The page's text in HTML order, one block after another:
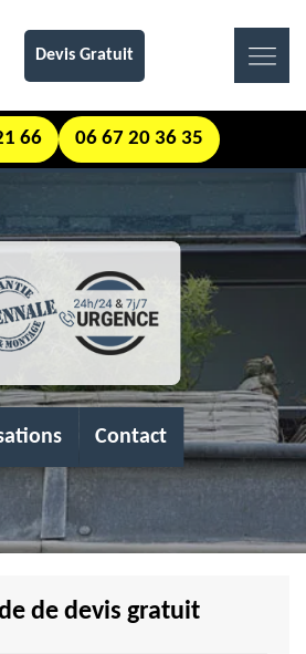
Devis Gratuit
66 06 67 20 36 35
Contact
de devis gratuit